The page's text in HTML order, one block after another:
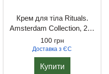
Крем для тіла Rituals.
Amsterdam Collection, 220
мл.
100 грн
Доставка з ЄС
Купити